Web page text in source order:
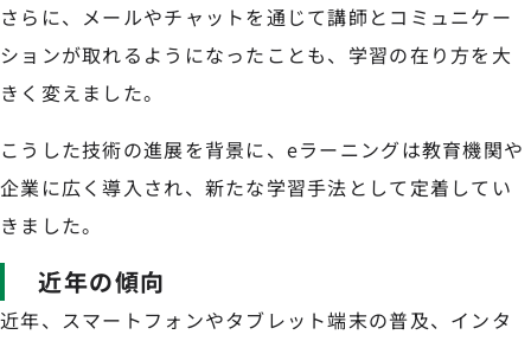
さらに、メールやチャットを通じて講師とコミュニケー
ションが取れるようになったことも、学習の在り方を大
きく変えました。
こうした技術の進展を背景に、eラーニングは教育機関や
企業に広く導入され、新たな学習手法として定着してい
きました。
近年の傾向
近年、スマートフォンやタブレット端末の普及、インタ